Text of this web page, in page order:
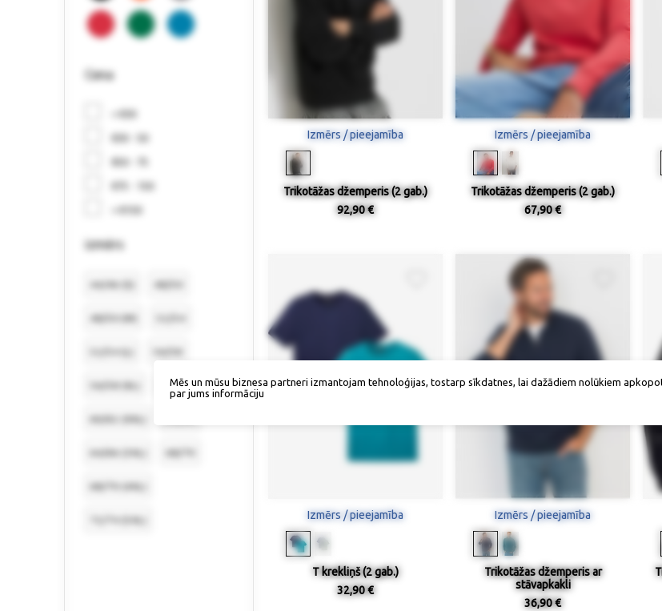
Cena
< €30
€30 - 50
€50 - 75
€75 - 150
> €150
izmērs
60/62
Izmērs / pieejamība
Trikotāžas džemperis (2 gab.)
92,90 €
Izmērs / pieejamība
Trikotāžas džemperis (2 gab.)
67,90 €
Izmērs / pieejamība
T krekliņš (2 gab.)
32,90 €
Izmērs / pieejamība
Trikotāžas džemperis ar
stāvapkakli
36,90 €
Mēs un mūsu biznesa partneri izmantojam tehnoloģijas, tostarp sīkdatnes, lai dažādiem nolūkiem
par jums informāciju